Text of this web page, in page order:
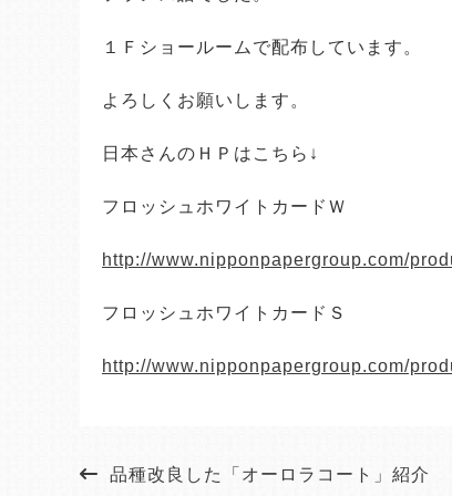
１Ｆショールームで配布しています。
よろしくお願いします。
日本さんのＨＰはこちら↓
フロッシュホワイトカードＷ
http://www.nipponpapergroup.com/
フロッシュホワイトカードＳ
http://www.nipponpapergroup.com/
品種改良した「オーロラコート」紹介